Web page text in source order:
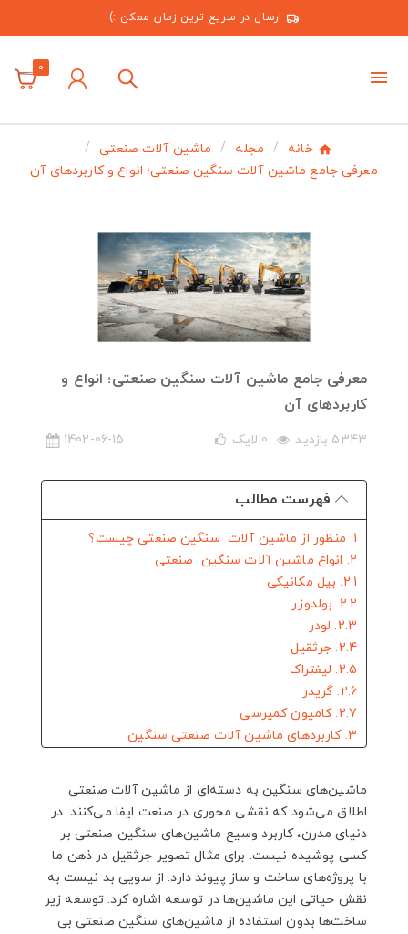
ارسال در سریع ترین زمان ممکن :)
0
خانه مجله
ماشین آلات صنعتی
معرفی جامع ماشین‌ آلات سنگین صنعتی؛ انواع و کاربردهای آن
معرفی جامع ماشین‌ آلات سنگین صنعتی؛ انواع و
کاربردهای آن
5343 بازدید 0 لایک 1402-06-15
فهرست مطالب
1. منظور از ماشین آلات سنگین صنعتی چیست؟
2. انواع ماشین آلات سنگین صنعتی
2.1. بیل مکانیکی
2.2. بولدوزر
2.3. لودر
2.4. جرثقیل
2.5. لیفتراک
2.6. گریدر
2.7. کامیون کمپرسی
3. کاربردهای ماشین‌ آلات صنعتی سنگین
3.3. کشاورزی
3.4. تولیدات صنعتی
3.5. حمل و نقل و لجستیک
ماشین‌های سنگین به دسته‌ای از ماشین آلات صنعتی
اطلاق می‌شود که نقشی محوری در صنعت ایفا می‌کنند. در
دنیای مدرن، کاربرد وسیع ماشین‌های سنگین صنعتی بر
کسی پوشیده نیست. برای مثال تصویر جرثقیل در ذهن ما
با پروژه‌های ساخت و ساز پیوند دارد. از سویی بد نیست به
نقش حیاتی این ماشین‌ها در توسعه اشاره کرد. توسعه زیر
ساخت‌ها بدون استفاده از ماشین‌های سنگین صنعتی بی